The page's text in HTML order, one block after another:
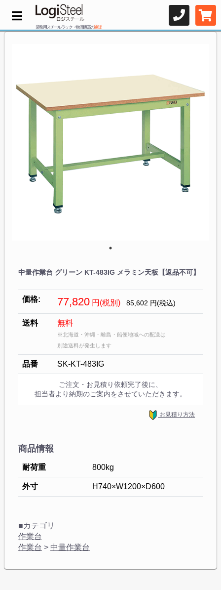
業務用スチールラック・物流機器の通販
中量作業台 グリーン KT-483IG メラミン天板【返品不可】
価格: 77,820 円(税別) 85,602 円(税込)
送料 無料
※北海道・沖縄・離島・船便地域への配送は
別途送料が発生します
品番 SK-KT-483IG
ご注文・お見積り依頼完了後に、
担当者より納期のご案内をさせていただきます。
お見積り方法
商品情報
耐荷重 800kg
外寸 H740×W1200×D600
■カテゴリ
作業台
作業台 > 中量作業台